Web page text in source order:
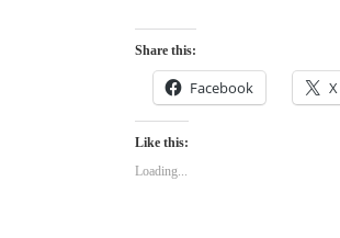
Share this:
Facebook X
Like this:
Loading...